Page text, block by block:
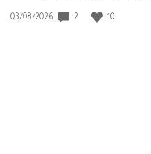
Date
03/08/2026 2 10